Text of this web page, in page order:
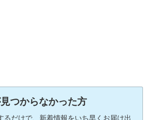
つからなかった方
るだけで、新着情報をいち早くお届け出